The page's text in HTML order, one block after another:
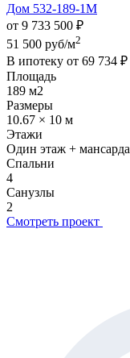
Дом 532-189-1М
от 9 733 500 ₽
51 500 руб/м2
В ипотеку от 69 734 ₽
Площадь
189 м2
Размеры
10.67 × 10 м
Этажи
Один этаж + мансарда
Спальни
4
Санузлы
2
Смотреть проект